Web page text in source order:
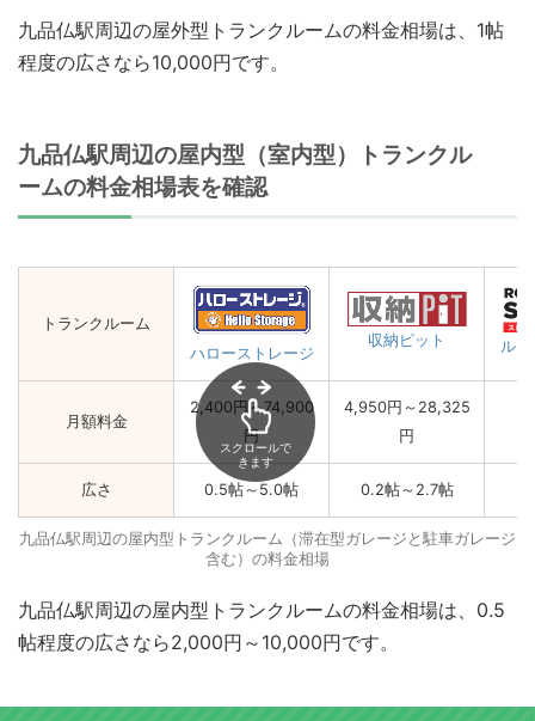
九品仏駅周辺の屋外型トランクルームの料金相場は、1帖
程度の広さなら10,000円です。
九品仏駅周辺の屋内型（室内型）トランクル
ームの料金相場表を確認
トランクルーム
ハローストレージ
収納ピット ル
月額料金
2,400円～74,900
円
4,950円～28,325
円
広さ 0.5帖～5.0帖 0.2帖～2.7帖
スクロールで
きます
九品仏駅周辺の屋内型トランクルーム（滞在型ガレージと駐車ガレージ
含む）の料金相場
九品仏駅周辺の屋内型トランクルームの料金相場は、0.5
帖程度の広さなら2,000円～10,000円です。